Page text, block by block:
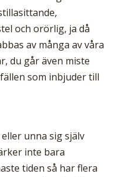
och orörlig, ja då
av många av våra
du går även miste
som inbjuder till
unna sig själv
inte bara
tiden så har flera